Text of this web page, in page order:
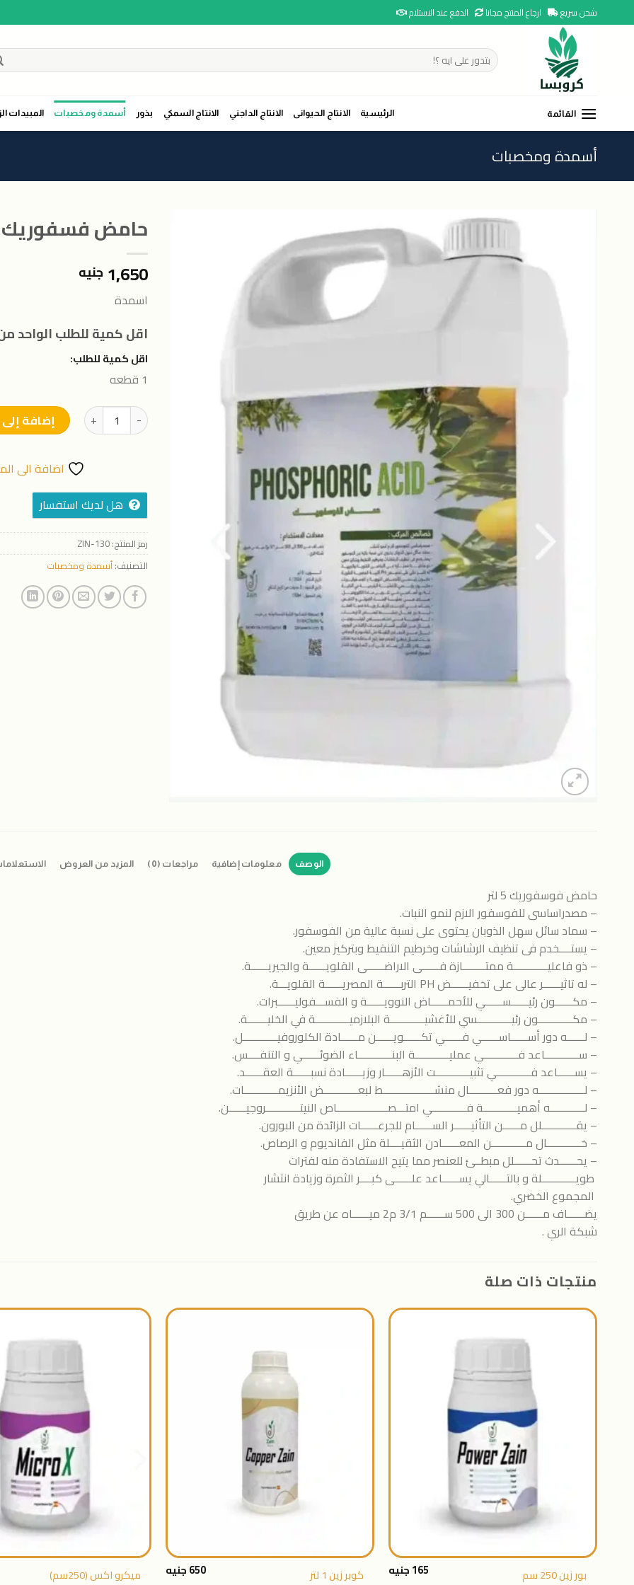
to
شحن سريع ارجاع المنتج مجانا الدفع عند الاستلام
البحث
عن:
القائمة الرئيسية الانتاج الحيوانى الانتاج الداجني الانتاج السمكي بذور أسمدة ومخصبات المبيدات
أسمدة ومخصبات
حامض فسفوريك
1,650 جنيه
اسمدة
اقل كمية للطلب الواحد
اقل كمية للطلب:
1 قطعه
كمية حامض فسفوريك (5لتر)إضافة
اضافة الى
هل لديك استفسار
رمز المنتج:ZIN-130
التصنيف:أسمدة ومخصبات
الوصف معلومات إضافية مراجعات (0) المزيد من العروض
حامض فوسفوريك 5 لتر
– مصدراساسى للفوسفور الازم لنمو النبات.
– سماد سائل سهل الذوبان يحتوى على نسبة عالية من الفوسفور.
– يستــــخدم فى تنظيف الرشاشات وخرطيم التنقيط وبتركيز معين.
– ذو فاعليــــــــــــة ممتــــــــازة فــــــى الاراضــــــى القلويــــــة والجيريــــــة.
– له تاثيــــــر عالى على تخفيــــــض PH التربــــــة المصريــــــة القلويـــة.
– مكــــــون رئيــــــســــــي للأحمــــــاض النوويــــــة و الفســـفوليــــــبرات.
– مكــــــــــــون رئيــــــــــــسي للأغشيــــــــــــة البلازميــــــــــــة في الخليـــــــة.
– لــــــه دور أســــــاســــــي فــــــي تكــــــويــــــن مــــــادة الكلوروفيــــــــــــل.
– ســــــــــــاعد فــــــــــــي عمليــــــــــــة البنــــــــــــاء الضوئــــــي و التنفــــس.
– يســــــاعد فــــــــــــي تثبيــــــــــــت الأزهــــــار وزيــــــادة نسبــــــة العقــــــد.
– لــــــــــــــــه دور فعــــــــــال منشــــــــــــــــــط لبعــــــــــــض الأنزيمــــــــــــات.
– لــــــــــــه أهميــــــــــــة فــــــــــــي امتـــصــــــــــــــــــاص النيتــــــــــــروجيــــــن.
– يقــــــــــــلل مــــــن التأثيــــــر الســــــام للجرعــــــات الزائدة من البورون.
– خــــــــــــال مــــــــــــن المعــــــادن الثقيــــلة مثل الفانديوم و الرصاص.
– يحــــــدث تحــــــلل مبطــئ للعنصر مما يتيح الاستفادة منه لفترات
طويــــــــــــلة و بالتــــــالي يســــــاعد علــــــى كبــــر الثمرة وزيادة انتشار
المجموع الخضري.
يضــــــاف مــــــن 300 الى 500 ســــــم 3/1 م2 ميــــــاه عن طريق
شبكة الري .
منتجات ذات صلة
بور زين 250 سم 165جنيه كوبر زين 1 لتر 650جنيه ميكرو اكس (250سم)